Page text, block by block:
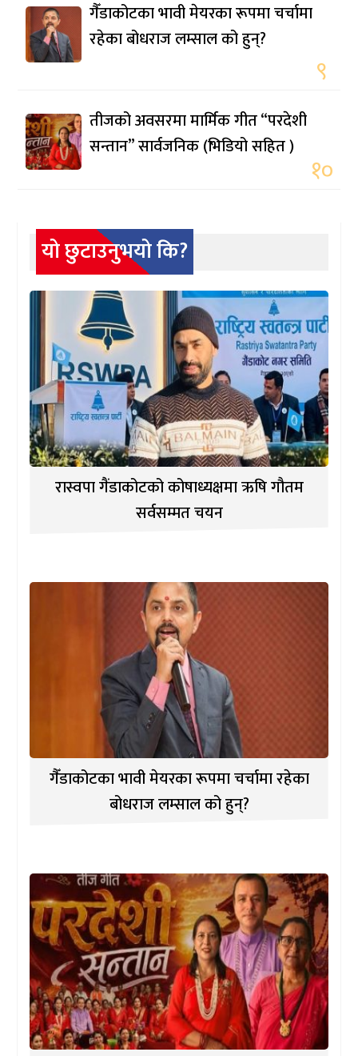
गैँडाकोटका भावी मेयरका रूपमा चर्चामा
रहेका बोधराज लम्साल को हुन्?
९
तीजको अवसरमा मार्मिक गीत “परदेशी
सन्तान” सार्वजनिक (भिडियो सहित )
१०
यो छुटाउनुभयो कि?
रास्वपा गैंडाकोटको कोषाध्यक्षमा ऋषि गौतम
सर्वसम्मत चयन
गैँडाकोटका भावी मेयरका रूपमा चर्चामा रहेका
बोधराज लम्साल को हुन्?